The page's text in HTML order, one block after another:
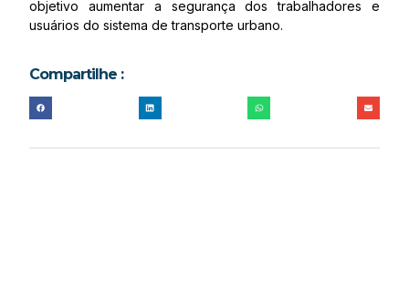
objetivo aumentar a segurança dos trabalhadores e
usuários do sistema de transporte urbano.
Compartilhe :